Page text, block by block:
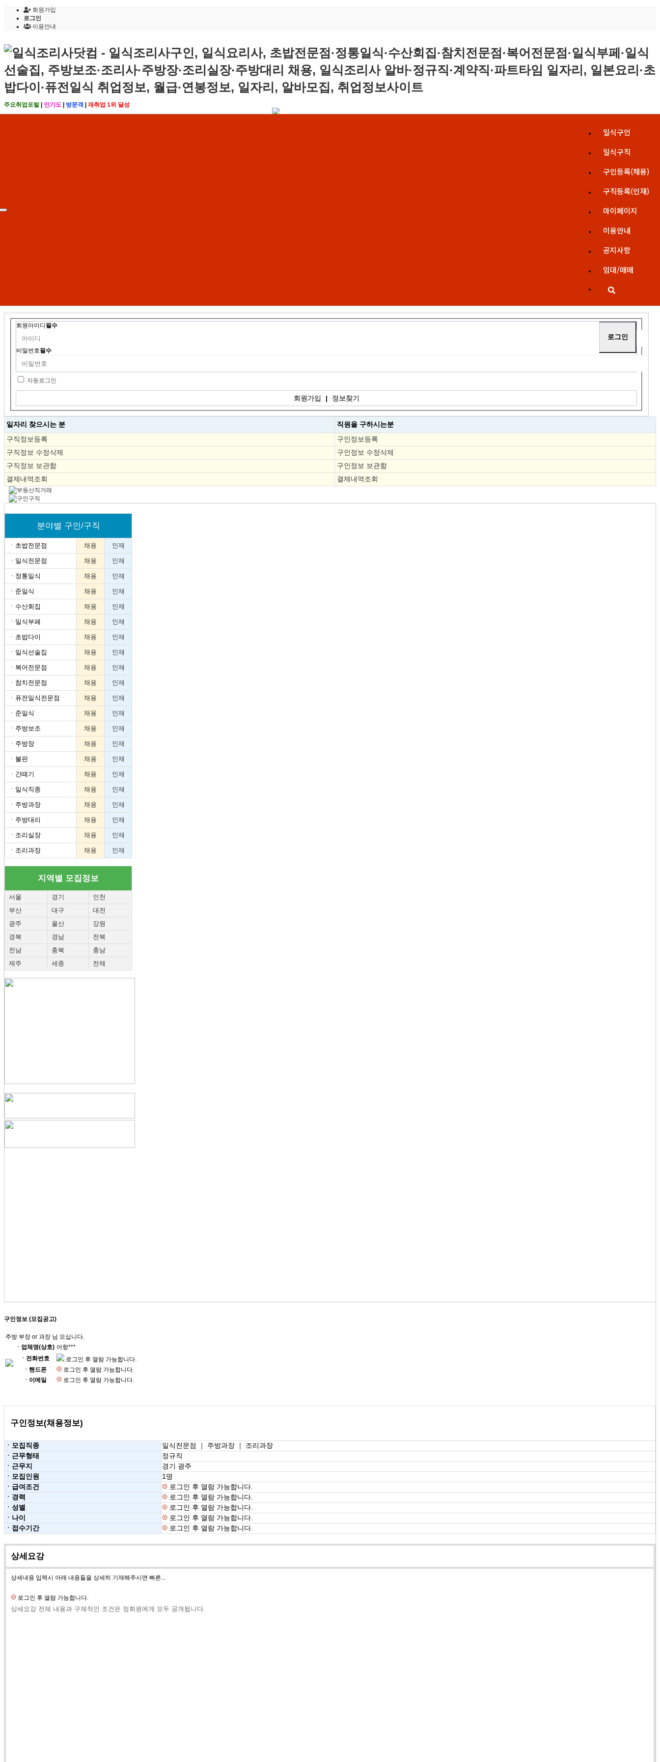
회원가입
로그인
이용안내
주요취업포털 인기도 방문객 재취업 1위 달성
일식구인
일식구직
구인등록(채용)
구직등록(인재)
마이페이지
이용안내
공지사항
임대/매매
회원아이디 필수
비밀번호필수
자동로그인
회원가입 | 정보찾기
일자리 찾으시는 분 직원을 구하시는분
구직정보등록
구인정보등록
구직정보 수정삭제
구인정보 수정삭제
구직정보 보관함
구인정보 보관함
결제내역조회
결제내역조회
분야별 구인/구직
ㆍ 초밥전문점 채용 인재
ㆍ 일식전문점 채용 인재
ㆍ 정통일식 채용 인재
ㆍ 준일식 채용 인재
ㆍ 수산회집 채용 인재
ㆍ 일식부페 채용 인재
ㆍ 초밥다이 채용 인재
ㆍ 일식선술집 채용 인재
ㆍ 복어전문점 채용 인재
ㆍ 참치전문점 채용 인재
ㆍ 퓨전일식전문점 채용 인재
ㆍ 준일식 채용 인재
ㆍ 주방보조 채용 인재
ㆍ 주방장 채용 인재
ㆍ 불판 채용 인재
ㆍ 간떼기 채용 인재
ㆍ 일식직종 채용 인재
ㆍ 주방과장 채용 인재
ㆍ 주방대리 채용 인재
ㆍ 조리실장 채용 인재
ㆍ 조리과장 채용 인재
지역별 모집정보
서울 경기
인천
부산
대구
대전
광주
울산
강원
경북
경남
전북
전남
충북
충남
제주
세종 전체
구인정보 (모집공고)
주방 부장 or 과장 님 모십니다.
ㆍ업체명(상호) 어항***
ㆍ전화번호
로그인 후 열람 가능합니다.
ㆍ핸드폰
로그인 후 열람 가능합니다.
ㆍ이메일
로그인 후 열람 가능합니다.
구인정보(채용정보)
ㆍ모집직종
일식전문점 ｜ 주방과장 ｜ 조리과장
ㆍ근무형태
정규직
ㆍ근무지
경기 광주
ㆍ모집인원
1명
ㆍ급여조건
로그인 후 열람 가능합니다.
ㆍ경력
로그인 후 열람 가능합니다.
ㆍ성별
로그인 후 열람 가능합니다.
ㆍ나이
로그인 후 열람 가능합니다.
ㆍ접수기간
로그인 후 열람 가능합니다.
상세요강
상세내용 입력시 아래 내용들을 상세히 기재해주시면 빠른...
로그인 후 열람 가능합니다.
상세요강 전체 내용과 구체적인 조건은 정회원에게 모두 공개됩니다.